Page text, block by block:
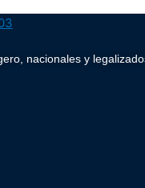
nacionales y